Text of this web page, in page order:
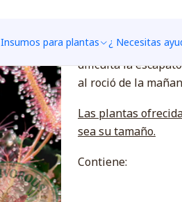
Insumos para plantas ¿ Necesitas
Droseras binatas,
dificulta la
al roció de la
Las plantas
sea su tamaño.
Contiene: